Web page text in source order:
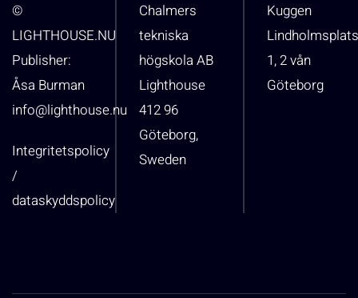
©
LIGHTHOUSE.NU
Publisher:
Åsa Burman
info@lighthouse.nu
Integritetspolicy
/
dataskyddspolicy
Chalmers
tekniska
högskola AB
Lighthouse
412 96
Göteborg,
Sweden
Kuggen
1, 2 vån
Göteborg